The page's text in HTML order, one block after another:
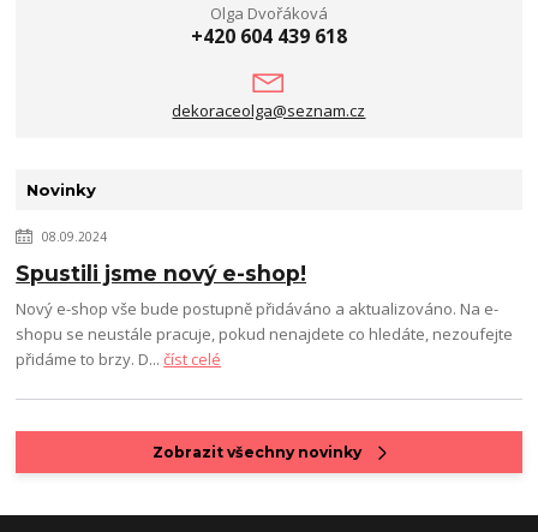
Olga Dvořáková
+420 604 439 618
dekoraceolga@seznam.cz
Novinky
08.09.2024
Spustili jsme nový e-shop!
Nový e-shop vše bude postupně přidáváno a aktualizováno. Na e-
shopu se neustále pracuje, pokud nenajdete co hledáte, nezoufejte
přidáme to brzy. D...číst celé
Zobrazit všechny novinky